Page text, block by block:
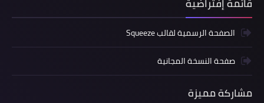
الصفحة الرسمية لقالب Squeeze
صفحة النسخة المجانية
مشاركة مميزة